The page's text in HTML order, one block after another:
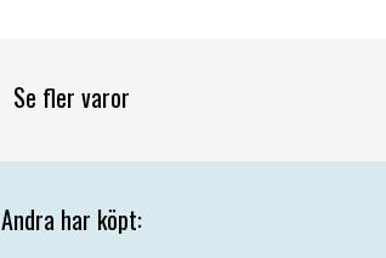
Se fler varor
Andra har köpt: